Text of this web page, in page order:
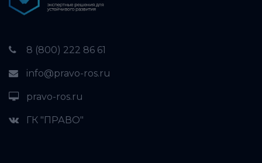
8 (800) 222 86 61
info@pravo-ros.ru
pravo-ros.ru
ГК "ПРАВО"